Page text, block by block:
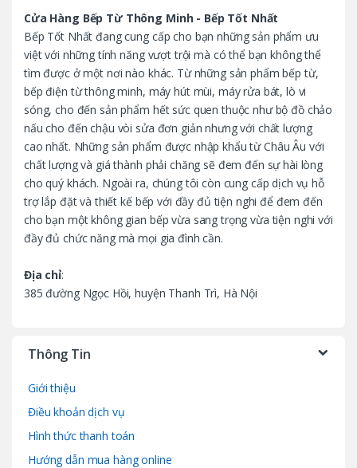
Cửa Hàng Bếp Từ Thông Minh - Bếp Tốt Nhất
Bếp Tốt Nhất đang cung cấp cho bạn những sản phẩm ưu
việt với những tính năng vượt trội mà có thể bạn không thể
tìm được ở một nơi nào khác. Từ những sản phẩm bếp từ,
bếp điện từ thông minh, máy hút mùi, máy rửa bát, lò vi
sóng, cho đến sản phẩm hết sức quen thuộc như bộ đồ chảo
nấu cho đến chậu vòi sửa đơn giản nhưng với chất lượng
cao nhất. Những sản phẩm được nhập khẩu từ Châu Âu với
chất lượng và giá thành phải chăng sẽ đem đến sự hài lòng
cho quý khách. Ngoài ra, chúng tôi còn cung cấp dịch vụ hỗ
trợ lắp đặt và thiết kế bếp với đầy đủ tiện nghi để đem đến
cho bạn một không gian bếp vừa sang trọng vừa tiện nghi với
đầy đủ chức năng mà mọi gia đình cần.
Địa chỉ:
385 đường Ngọc Hồi, huyện Thanh Trì, Hà Nội
Thông Tin
Giới thiệu
Điều khoản dịch vụ
Hình thức thanh toán
Hướng dẫn mua hàng online